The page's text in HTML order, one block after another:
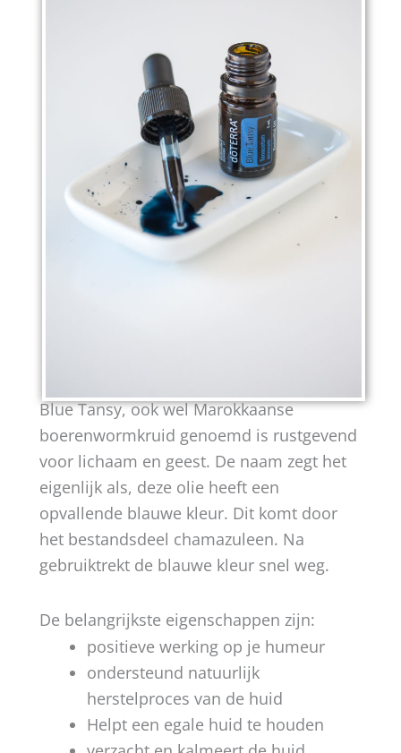
Blue Tansy, ook wel Marokkaanse
boerenwormkruid genoemd is rustgevend
voor lichaam en geest. De naam zegt het
eigenlijk als, deze olie heeft een
opvallende blauwe kleur. Dit komt door
het bestandsdeel chamazuleen. Na
gebruiktrekt de blauwe kleur snel weg.
De belangrijkste eigenschappen zijn:
positieve werking op je humeur
ondersteund natuurlijk
herstelproces van de huid
Helpt een egale huid te houden